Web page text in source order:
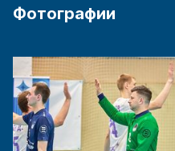
Фотографии